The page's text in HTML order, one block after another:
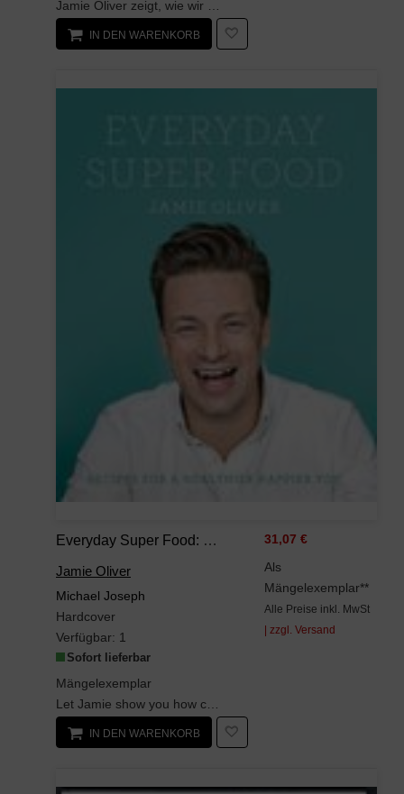
IN DEN WARENKORB
Everyday Super Food: Recipes For A Healthier Happier You
Jamie Oliver
Michael Joseph
Hardcover
Verfügbar: 1
Sofort lieferbar
Mängelexemplar
Let Jamie show you how creating healthy meals can be easy, delicious and fun in Everyday...
31,07 €
Als
Mängelexemplar**
Alle Preise inkl. MwSt
| zzgl. Versand
IN DEN WARENKORB